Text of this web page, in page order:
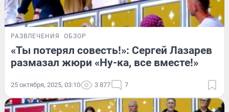
РАЗВЛЕЧЕНИЯ ОБЗОР
«Ты потерял совесть!»: Сергей Лазарев
размазал жюри «Ну-ка, все вместе!»
25 октября, 2025, 03:10 3 877 7